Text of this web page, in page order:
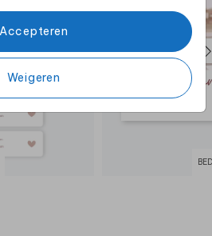
Accepteren
Weigeren